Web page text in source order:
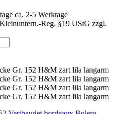
ca. 2-5 Werktage
Reg. §19 UStG zzgl.